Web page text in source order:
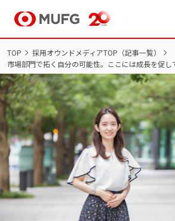
NEW
新卒採用
新卒採用サイト TOP
インターンシップ
TOP
採用オウンドメディアTOP（記事一覧）
市場部門で拓く自分の可能性。ここには成長を促し